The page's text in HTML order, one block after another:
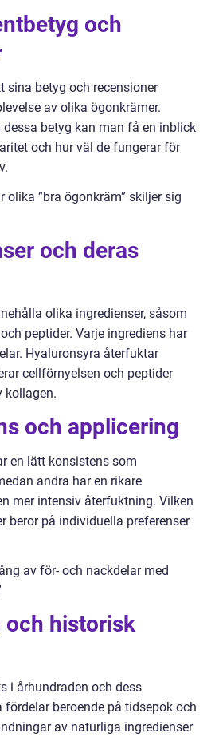
och
sina betyg och recensioner
av olika ögonkrämer.
dessa betyg kan man få en inblick
och hur väl de fungerar för
olika ”bra ögonkräm” skiljer sig
och deras
olika ingredienser, såsom
peptider. Varje ingrediens har
Hyaluronsyra återfuktar
cellförnyelsen och peptider
kollagen.
och applicering
en lätt konsistens som
andra har en rikare
mer intensiv återfuktning. Vilken
beror på individuella preferenser
av för- och nackdelar med
och historisk
i århundraden och dess
beroende på tidsepok och
av naturliga ingredienser